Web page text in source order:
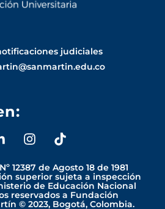
judiciales
n
I
s
t
a
g
T
k
t
o
k
12387 de Agosto 18 de 1981
superior sujeta a inspección
de Educación Nacional
reservados a Fundación
© 2023, Bogotá, Colombia.